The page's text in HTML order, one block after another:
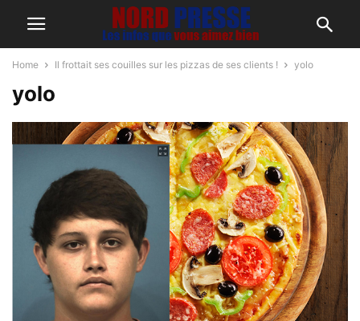
Home Il frottait ses couilles sur les pizzas de ses clients ! yolo
yolo